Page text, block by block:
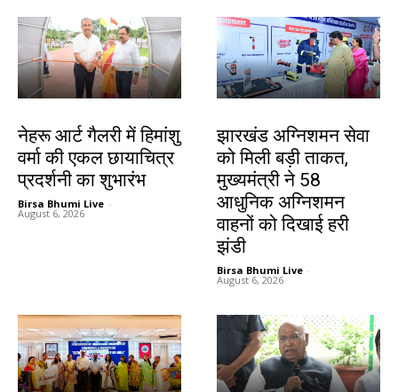
नेहरू आर्ट गैलरी में हिमांशु
वर्मा की एकल छायाचित्र
प्रदर्शनी का शुभारंभ
Birsa Bhumi Live -
August 6, 2026
झारखंड अग्निशमन सेवा
को मिली बड़ी ताकत,
मुख्यमंत्री ने 58
आधुनिक अग्निशमन
वाहनों को दिखाई हरी
झंडी
Birsa Bhumi Live -
August 6, 2026